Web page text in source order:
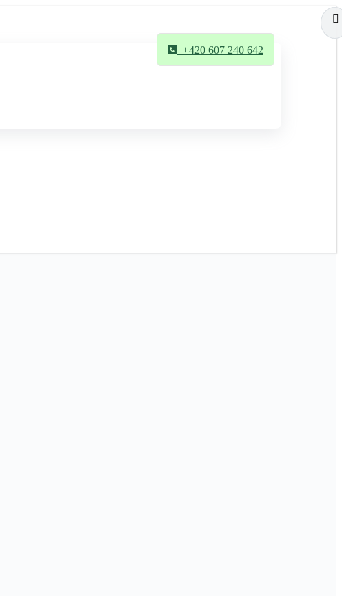
+420 607 240 642